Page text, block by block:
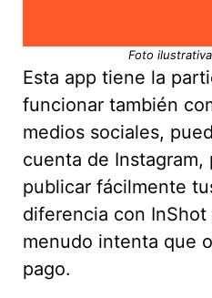
Foto
Esta app tiene la
funcionar también
medios sociales,
cuenta de Instagram,
publicar fácilmente
diferencia con
menudo intenta que
pago.